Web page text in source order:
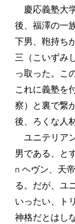
慶応義塾大
後、福澤の一
下男、鞄持ち
三（こいずみ
っ取った。こ
これに義塾を
察）と裏で繋
後、ろくな人
ユニテリア
男である、と
n ヘヴン、天
る。だが、ユ
いったい、ト
神格だとはし